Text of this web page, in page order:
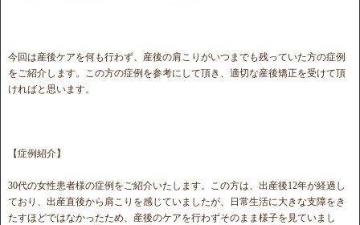
今回は産後ケアを何も行わず、産後の肩こりがいつまでも残っていた方の症例
をご紹介します。この方の症例を参考にして頂き、適切な産後矯正を受けて頂
ければと思います。
【症例紹介】
30代の女性患者様の症例をご紹介いたします。この方は、出産後12年が経過し
ており、出産直後から肩こりを感じていましたが、日常生活に大きな支障をき
たすほどではなかったため、産後のケアを行わずそのまま様子を見ていまし